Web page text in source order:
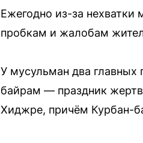
Ежегодно из-за
пробкам и жалобам
У мусульман два главных
байрам — праздник
Хиджре, причём Курбан-